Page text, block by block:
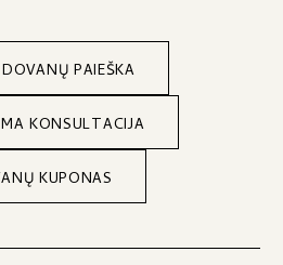
PAIEŠKA
KONSULTACIJA
KUPONAS